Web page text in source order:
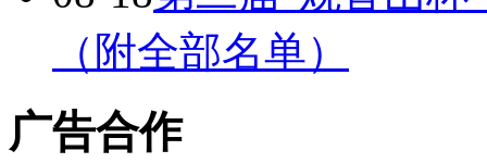
（附全部名单）
广告合作